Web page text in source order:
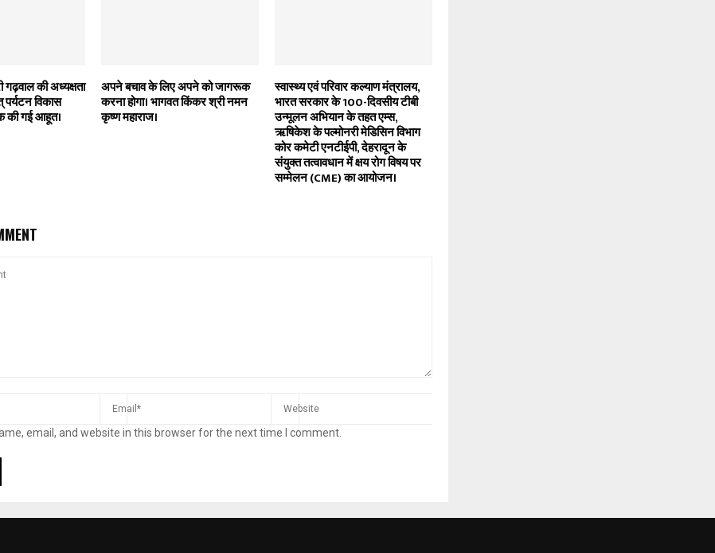
गढ़वाल की अध्यक्षता
विकास
की गई आहूत।
अपने बचाव के लिए अपने को जागरूक
करना होगा। भागवत किंकर श्री नमन
कृष्ण महाराज।
स्वास्थ्य एवं परिवार कल्याण मंत्रालय,
भारत सरकार के 100-दिवसीय टीबी
उन्मूलन अभियान के तहत एम्स,
ऋषिकेश के पल्मोनरी मेडिसिन विभाग
कोर कमेटी एनटीईपी, देहरादून के
संयुक्त तत्वावधान में क्षय रोग विषय पर
सम्मेलन (CME) का आयोजन।
email, and website in this browser for the next time I comment.